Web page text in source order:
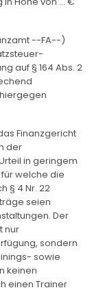
--FA--)
auf § 164 Abs. 2
Finanzgericht
der
in geringem
welche die
§ 4 Nr. 22
seien
Der
nur
sondern
sowie
keinen
einen Trainer